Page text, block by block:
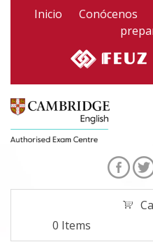
Pasar al contenido principal
Inicio Conócenos
0 Items